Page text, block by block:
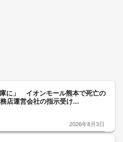
庫に」 イオンモール熊本で死亡の
店運営会社の指示受け...
2026年8月3日